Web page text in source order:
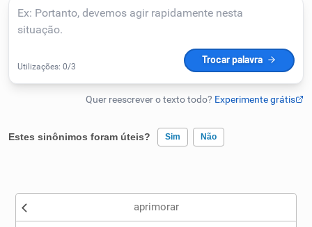
Conexões
Dicionário
Estes sinônimos foram úteis? Sim Não
Nenhum dos sinônimos apresentados me ajudou
aprimorar